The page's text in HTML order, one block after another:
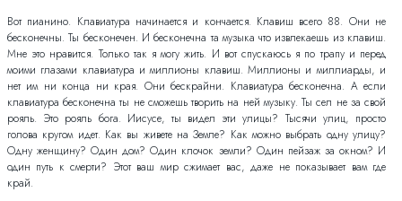
Вот пианино. Клавиатура начинается и кончается. Клавиш всего 88. Они не
бесконечны. Ты бесконечен. И бесконечна та музыка что извлекаешь из клавиш.
Мне это нравится. Только так я могу жить. И вот спускаюсь я по трапу и перед
моими глазами клавиатура и миллионы клавиш. Миллионы и миллиарды, и
нет им ни конца ни края. Они бескрайни. Клавиатура бесконечна. А если
клавиатура бесконечна ты не сможешь творить на ней музыку. Ты сел не за свой
рояль. Это рояль бога. Иисусе, ты видел эти улицы? Тысячи улиц, просто
голова кругом идет. Как вы живете на Земле? Как можно выбрать одну улицу?
Одну женщину? Один дом? Один клочок земли? Один пейзаж за окном? И
один путь к смерти? Этот ваш мир сжимает вас, даже не показывает вам где
край.